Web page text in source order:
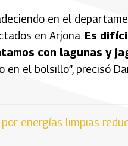
en el
en Arjona. Es
con lagunas y
el bolsillo”, precisó
energías limpias